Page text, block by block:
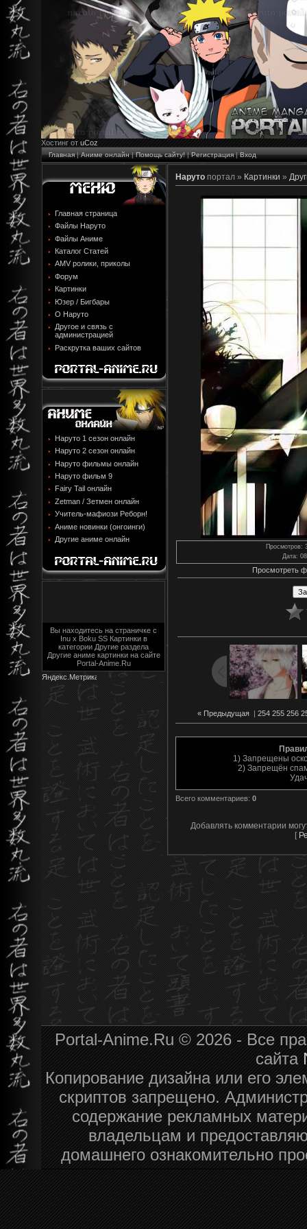
Хостинг от uCoz
Главная|Аниме онлайн|Помощь сайту!|Регистрация|Вход
Главная страница
Файлы Наруто
Файлы Аниме
Каталог Статей
AMV ролики, приколы
Форум
Картинки
Юзер / Бигбары
О Наруто
Другое и связь с
администрацией
Раскрутка ваших сайтов
Наруто 1 сезон онлайн
Наруто 2 сезон онлайн
Наруто фильмы онлайн
Наруто фильм 9
Fairy Tail онлайн
Zetman / Зетмен онлайн
Учитель-мафиози Реборн!
Аниме новинки (онгоинги)
Другие аниме онлайн
Вы находитесь на страничке с
Inu x Boku SS Картинки в
категории Другие раздела
Другие аниме картинки на сайте
Portal-Anime.Ru
Наруто портал » Картинки »
Просмотров:
Дата:
Просмотреть
« Предыдущая | 254 255 256
1) Запрещены
2) Запрещён
Всего комментариев: 0
Добавлять комментарии
[
Portal-Anime.Ru © 2026 - Все
сайта
Копирование дизайна или его
скриптов запрещено.
содержание рекламных
владельцам и
домашнего ознакомительно